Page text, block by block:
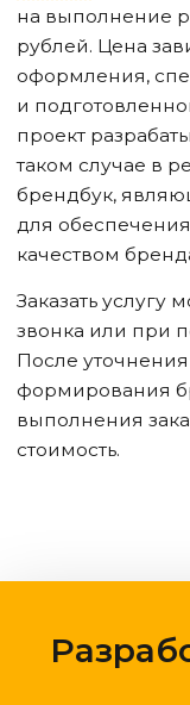
на выполнение
рублей. Цена
оформления,
и
проект
таком случае в
брендбук,
для
качеством
Заказать
звонка или при
После
формирования
выполнения
стоимость.